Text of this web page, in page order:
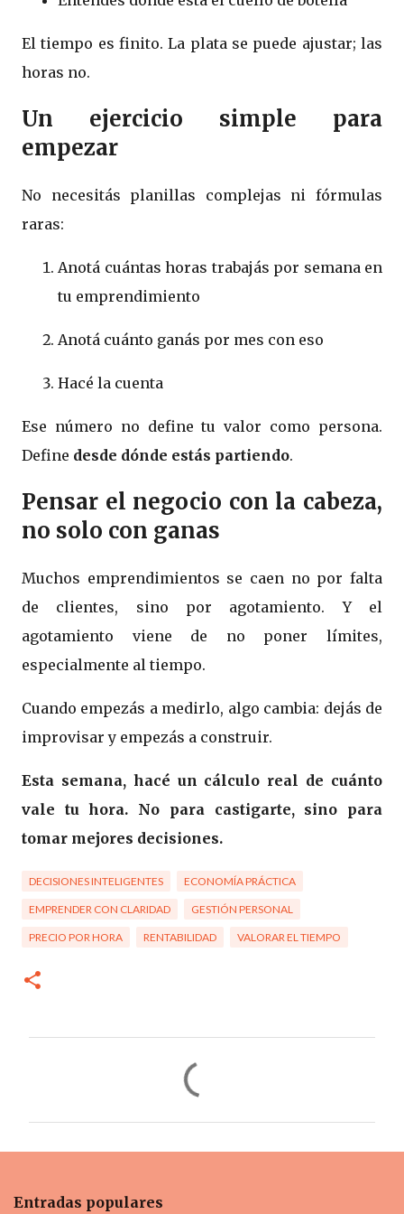
El tiempo es finito. La plata se puede ajustar; las
horas no.
Un ejercicio simple para
empezar
No necesitás planillas complejas ni fórmulas
raras:
Anotá cuántas horas trabajás por semana en
tu emprendimiento
Anotá cuánto ganás por mes con eso
Hacé la cuenta
Ese número no define tu valor como persona.
Define desde dónde estás partiendo.
Pensar el negocio con la cabeza,
no solo con ganas
Muchos emprendimientos se caen no por falta
de clientes, sino por agotamiento. Y el
agotamiento viene de no poner límites,
especialmente al tiempo.
Cuando empezás a medirlo, algo cambia: dejás de
improvisar y empezás a construir.
Esta semana, hacé un cálculo real de cuánto
vale tu hora. No para castigarte, sino para
tomar mejores decisiones.
DECISIONES INTELIGENTES ECONOMÍA PRÁCTICA
EMPRENDER CON CLARIDAD GESTIÓN PERSONAL
PRECIO POR HORA RENTABILIDAD VALORAR EL TIEMPO
Entradas populares